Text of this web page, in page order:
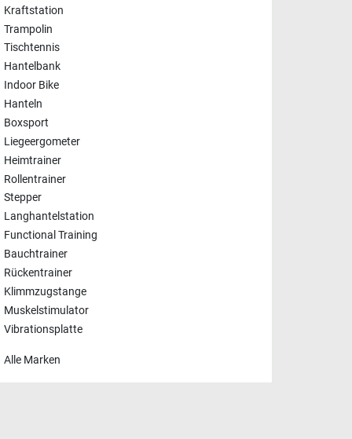
Kraftstation
Trampolin
Tischtennis
Hantelbank
Indoor Bike
Hanteln
Boxsport
Liegeergometer
Heimtrainer
Rollentrainer
Stepper
Langhantelstation
Functional Training
Bauchtrainer
Rückentrainer
Klimmzugstange
Muskelstimulator
Vibrationsplatte
Alle Marken